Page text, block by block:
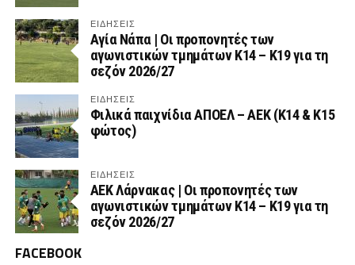
ΕΙΔΗΣΕΙΣ
Αγία Νάπα | Οι προπονητές των
αγωνιστικών τμημάτων Κ14 – Κ19 για τη
σεζόν 2026/27
ΕΙΔΗΣΕΙΣ
Φιλικά παιχνίδια ΑΠΟΕΛ – ΑΕΚ (Κ14 & Κ15
φώτος)
ΕΙΔΗΣΕΙΣ
AEK Λάρνακας | Οι προπονητές των
αγωνιστικών τμημάτων Κ14 – Κ19 για τη
σεζόν 2026/27
FACEBOOK